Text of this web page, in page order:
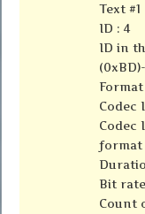
Text #1
ID : 4
ID in
Format
Codec
Codec
format
Bit
Count